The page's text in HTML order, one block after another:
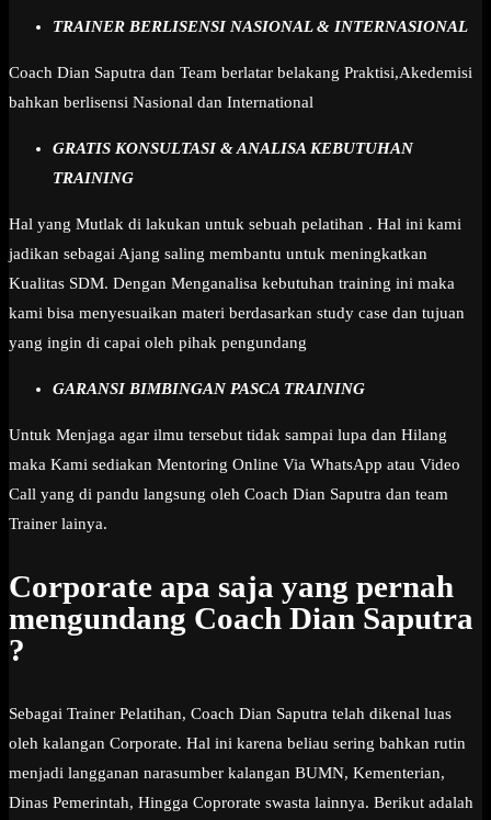
TRAINER BERLISENSI NASIONAL & INTERNASIONAL
Coach Dian Saputra dan Team berlatar belakang Praktisi,Akedemisi
bahkan berlisensi Nasional dan International
GRATIS KONSULTASI & ANALISA KEBUTUHAN
TRAINING
Hal yang Mutlak di lakukan untuk sebuah pelatihan . Hal ini kami
jadikan sebagai Ajang saling membantu untuk meningkatkan
Kualitas SDM. Dengan Menganalisa kebutuhan training ini maka
kami bisa menyesuaikan materi berdasarkan study case dan tujuan
yang ingin di capai oleh pihak pengundang
GARANSI BIMBINGAN PASCA TRAINING
Untuk Menjaga agar ilmu tersebut tidak sampai lupa dan Hilang
maka Kami sediakan Mentoring Online Via WhatsApp atau Video
Call yang di pandu langsung oleh Coach Dian Saputra dan team
Trainer lainya.
Corporate apa saja yang pernah
mengundang Coach Dian Saputra
?
Sebagai Trainer Pelatihan, Coach Dian Saputra telah dikenal luas
oleh kalangan Corporate. Hal ini karena beliau sering bahkan rutin
menjadi langganan narasumber kalangan BUMN, Kementerian,
Dinas Pemerintah, Hingga Coprorate swasta lainnya. Berikut adalah